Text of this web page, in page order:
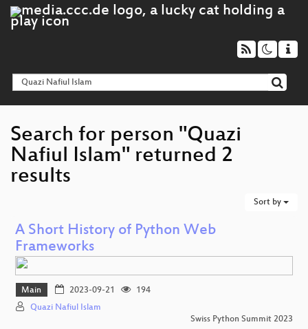
Search for person "Quazi
Nafiul Islam" returned 2
results
Sort by
A Short History of Python Web
Frameworks
Main 2023-09-21
194
Quazi Nafiul Islam
Swiss Python Summit 2023